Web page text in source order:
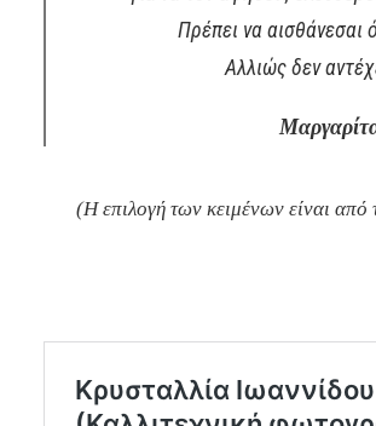
Πρέπει να αισθάνεσαι
Αλλιώς δεν
(Η επιλογή των κειμένων είναι από